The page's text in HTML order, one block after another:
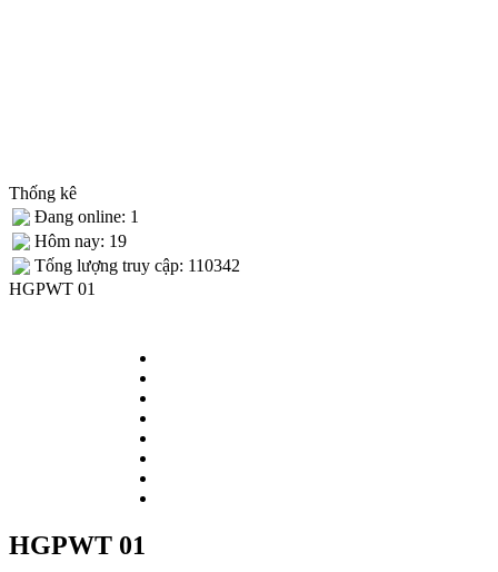
Thống kê
Đang online: 1
Hôm nay: 19
Tống lượng truy cập: 110342
HGPWT 01
HGPWT 01